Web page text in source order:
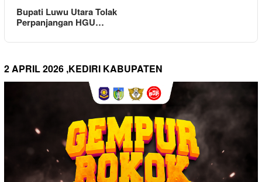
Bupati Luwu Utara Tolak
Perpanjangan HGU…
2 APRIL 2026 ,KEDIRI KABUPATEN